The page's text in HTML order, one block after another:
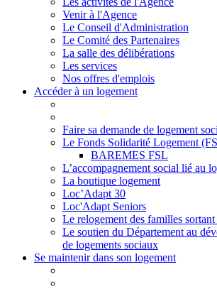
Venir à l'Agence
Le Conseil d'Administration
Le Comité des Partenaires
La salle des délibérations
Les services
Nos offres d'emplois
Accéder à un logement
Faire sa demande de logement
Le Fonds Solidarité Logement
BAREMES FSL
L’accompagnement social lié au
La boutique logement
Loc’Adapt 30
Loc'Adapt Seniors
Le relogement des familles
Le soutien du Département au
de logements sociaux
Se maintenir dans son logement